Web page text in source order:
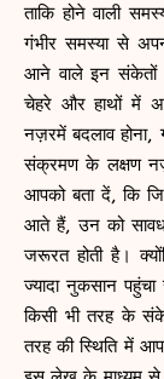
ताकि होने वाली
गंभीर समस्या से
आने वाले इन संकेतों
चेहरे और हाथों में
नज़रमें बदलाव
संक्रमण के लक्षण
आपको बता दें, कि
आते हैं, उन को
जरूरत होती है।
ज्यादा नुकसान
किसी भी तरह के
तरह की स्थिति में